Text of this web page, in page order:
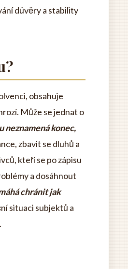
důvěry a stability
obsahuje
Může se jednat o
neznamená konec,
zbavit se dluhů a
kteří se po zápisu
a dosáhnout
chránit jak
situaci subjektů a